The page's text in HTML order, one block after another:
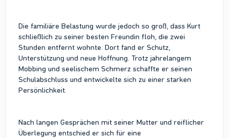
Die familiäre Belastung wurde jedoch so groß, dass Kurt
schließlich zu seiner besten Freundin floh, die zwei
Stunden entfernt wohnte. Dort fand er Schutz,
Unterstützung und neue Hoffnung. Trotz jahrelangem
Mobbing und seelischem Schmerz schaffte er seinen
Schulabschluss und entwickelte sich zu einer starken
Persönlichkeit.
Nach langen Gesprächen mit seiner Mutter und reiflicher
Überlegung entschied er sich für eine